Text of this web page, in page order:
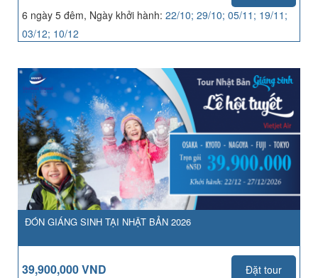
6 ngày 5 đêm, Ngày khởi hành: 22/10; 29/10; 05/11; 19/11;
03/12; 10/12
ĐÓN GIÁNG SINH TẠI NHẬT BẢN 2026
39,900,000 VND
Đặt tour